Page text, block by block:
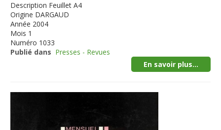
Description Feuillet A4
Origine DARGAUD
Année 2004
Mois 1
Numéro 1033
Publié dans Presses - Revues
En savoir plus...